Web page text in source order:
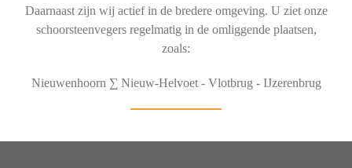
Daarnaast zijn wij actief in de bredere omgeving. U ziet onze
schoorsteenvegers regelmatig in de omliggende plaatsen,
zoals:
Nieuwenhoorn ∑ Nieuw-Helvoet - Vlotbrug - IJzerenbrug